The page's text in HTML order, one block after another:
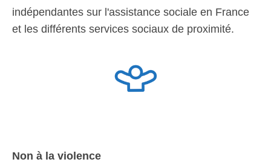
indépendantes sur l'assistance sociale en France
et les différents services sociaux de proximité.
Non à la violence